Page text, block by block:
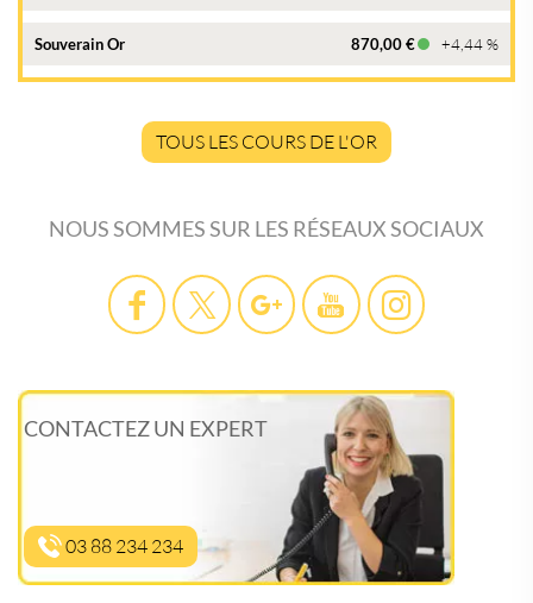
Souverain Or 870,00 € +4,44 %
TOUS LES COURS DE L'OR
NOUS SOMMES SUR LES RÉSEAUX SOCIAUX
CONTACTEZ UN EXPERT
03 88 234 234